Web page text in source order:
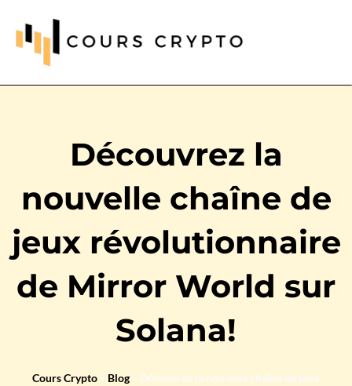
Découvrez la
nouvelle chaîne de
jeux révolutionnaire
de Mirror World sur
Solana!
Cours Crypto » Blog » Découvrez la nouvelle chaîne de jeux